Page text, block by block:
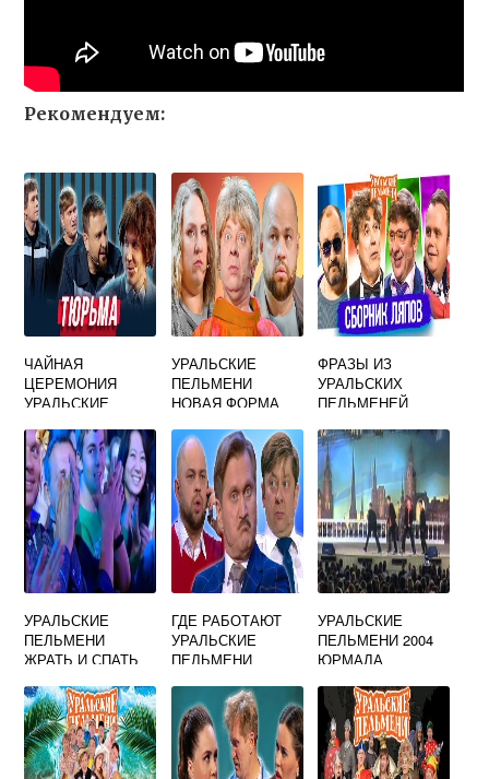
Рекомендуем:
ЧАЙНАЯ
ЦЕРЕМОНИЯ
УРАЛЬСКИЕ
УРАЛЬСКИЕ
ПЕЛЬМЕНИ
НОВАЯ ФОРМА
ФРАЗЫ ИЗ
УРАЛЬСКИХ
ПЕЛЬМЕНЕЙ
УРАЛЬСКИЕ
ПЕЛЬМЕНИ
ЖРАТЬ И СПАТЬ
ГДЕ РАБОТАЮТ
УРАЛЬСКИЕ
ПЕЛЬМЕНИ
УРАЛЬСКИЕ
ПЕЛЬМЕНИ 2004
ЮРМАЛА